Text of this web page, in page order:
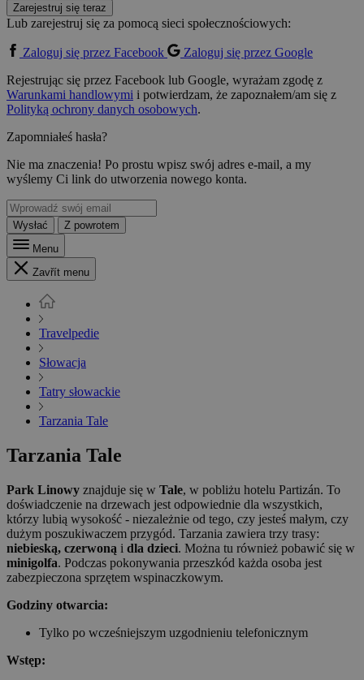
Zarejestruj się teraz
Lub zarejestruj się za pomocą sieci społecznościowych:
Zaloguj się przez Facebook
Zaloguj się przez Google
Rejestrując się przez Facebook lub Google, wyrażam zgodę z
Warunkami handlowymi i potwierdzam, że zapoznałem/am się z
Polityką ochrony danych osobowych.
Zapomniałeś hasła?
Nie ma znaczenia! Po prostu wpisz swój adres e-mail, a my
wyślemy Ci link do utworzenia nowego konta.
Wysłać
Z powrotem
Menu
Zavřít menu
Travelpedie
Słowacja
Tatry słowackie
Tarzania Tale
Tarzania Tale
Park Linowy znajduje się w Tale, w pobliżu hotelu Partizán. To
doświadczenie na drzewach jest odpowiednie dla wszystkich,
którzy lubią wysokość - niezależnie od tego, czy jesteś małym, czy
dużym poszukiwaczem przygód. Tarzania zawiera trzy trasy:
niebieską, czerwoną i dla dzieci. Można tu również pobawić się w
minigolfa. Podczas pokonywania przeszkód każda osoba jest
zabezpieczona sprzętem wspinaczkowym.
Godziny otwarcia:
Tylko po wcześniejszym uzgodnieniu telefonicznym
Wstęp: